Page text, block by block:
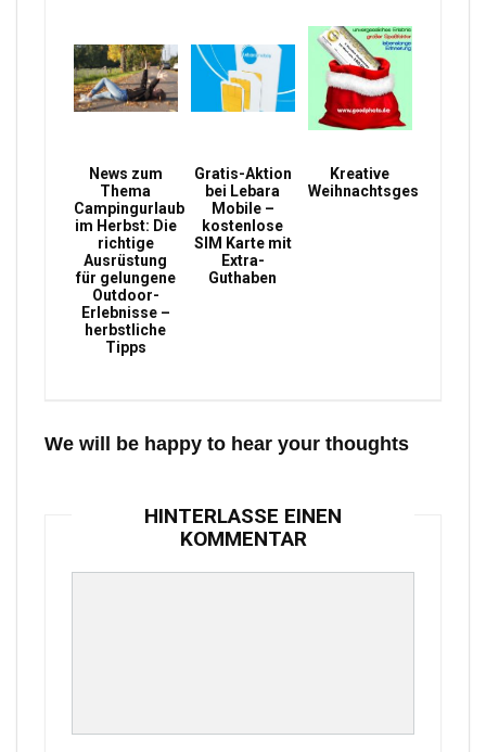
News zum
Thema
Campingurlaub
im Herbst: Die
richtige
Ausrüstung
für gelungene
Outdoor-
Erlebnisse –
herbstliche
Tipps
Gratis-Aktion
bei Lebara
Mobile –
kostenlose
SIM Karte mit
Extra-
Guthaben
Kreative
Weihnachtsgeschenke
We will be happy to hear your thoughts
HINTERLASSE EINEN
KOMMENTAR